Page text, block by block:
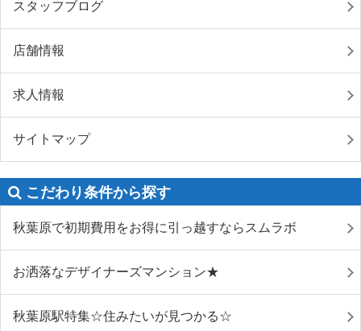
スタッフブログ
店舗情報
求人情報
サイトマップ
こだわり条件から探す
秋葉原で初期費用をお得に引っ越すならスムラボ
お洒落なデザイナーズマンション★
秋葉原駅特集☆住みたいが見つかる☆